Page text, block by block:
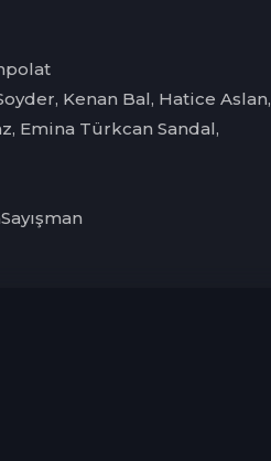
Kenan Bal, Hatice Aslan,
Emina Türkcan Sandal,